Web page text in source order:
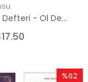
Veresiye Defteri - Ol Der ve Olur Seti - 2 Kitap Takım - Hediye: Muhabbet Duaları
%62